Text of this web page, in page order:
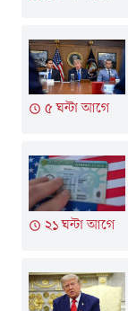
৫ ঘন্টা আগে
২১ ঘন্টা আগে